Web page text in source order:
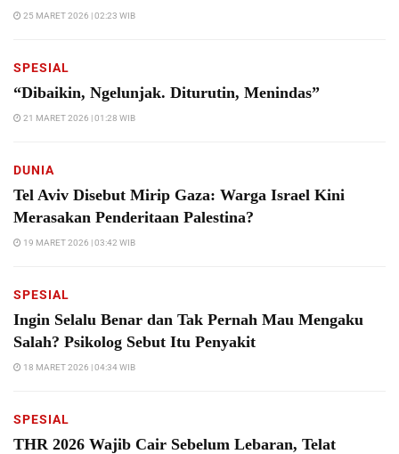
25 MARET 2026 | 02:23 WIB
SPESIAL
“Dibaikin, Ngelunjak. Diturutin, Menindas”
21 MARET 2026 | 01:28 WIB
DUNIA
Tel Aviv Disebut Mirip Gaza: Warga Israel Kini
Merasakan Penderitaan Palestina?
19 MARET 2026 | 03:42 WIB
SPESIAL
Ingin Selalu Benar dan Tak Pernah Mau Mengaku
Salah? Psikolog Sebut Itu Penyakit
18 MARET 2026 | 04:34 WIB
SPESIAL
THR 2026 Wajib Cair Sebelum Lebaran, Telat